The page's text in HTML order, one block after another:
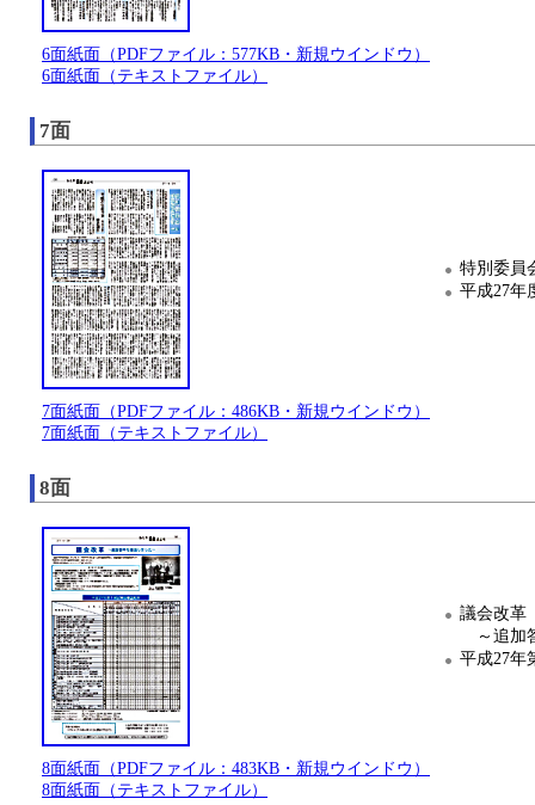
6面紙面（PDFファイル：577KB・新規ウインドウ）
6面紙面（テキストファイル）
7面
特別委員
平成27年
7面紙面（PDFファイル：486KB・新規ウインドウ）
7面紙面（テキストファイル）
8面
議会改革
～追加
平成27年
8面紙面（PDFファイル：483KB・新規ウインドウ）
8面紙面（テキストファイル）